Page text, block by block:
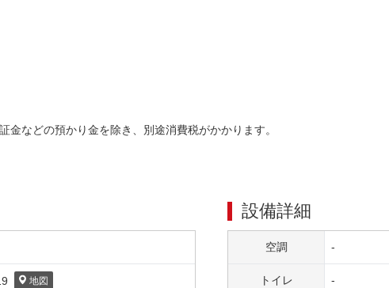
などの預かり金を除き、別途消費税がかかります。
地図
設備詳細
空調 -
トイレ -